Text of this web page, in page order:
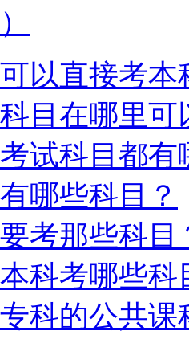
以直接考本
目在哪里可
试科目都有
哪些科目？
考那些科目
科考哪些科
科的公共课